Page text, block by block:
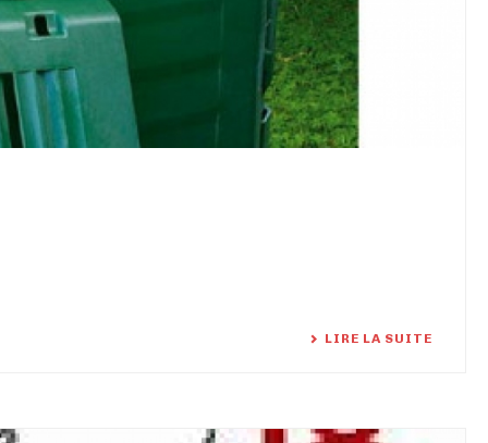
LIRE LA SUITE